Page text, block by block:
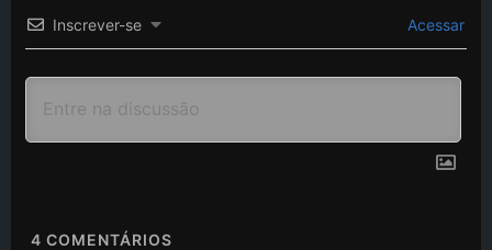
Inscrever-se Acessar
4 COMENTÁRIOS